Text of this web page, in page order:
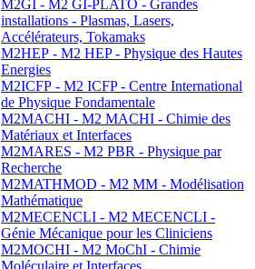
M2GI - M2 GI-PLATO - Grandes
installations - Plasmas, Lasers,
Accélérateurs, Tokamaks
M2HEP - M2 HEP - Physique des Hautes
Energies
M2ICFP - M2 ICFP - Centre International
de Physique Fondamentale
M2MACHI - M2 MACHI - Chimie des
Matériaux et Interfaces
M2MARES - M2 PBR - Physique par
Recherche
M2MATHMOD - M2 MM - Modélisation
Mathématique
M2MECENCLI - M2 MECENCLI -
Génie Mécanique pour les Cliniciens
M2MOCHI - M2 MoChI - Chimie
Moléculaire et Interfaces